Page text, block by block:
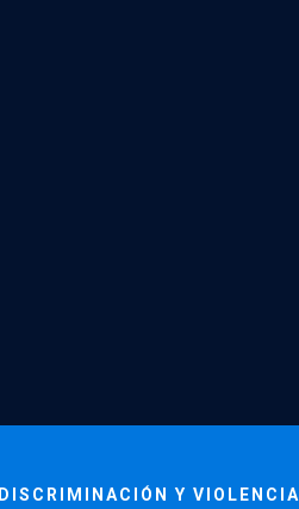
DISCRIMINACIÓN Y VIOLENCIA